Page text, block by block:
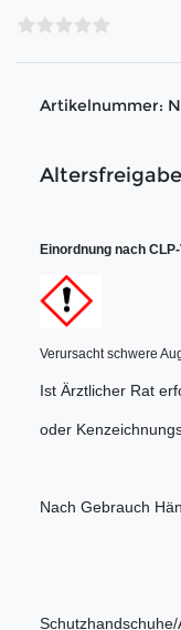
Artikelnummer:
Einordnung nach
Verursacht schwere
Ist Ärztlicher Rat
oder
Nach Gebrauch